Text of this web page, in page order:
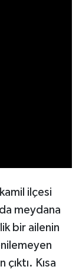
ilçesi
meydana
bir ailenin
Kısa